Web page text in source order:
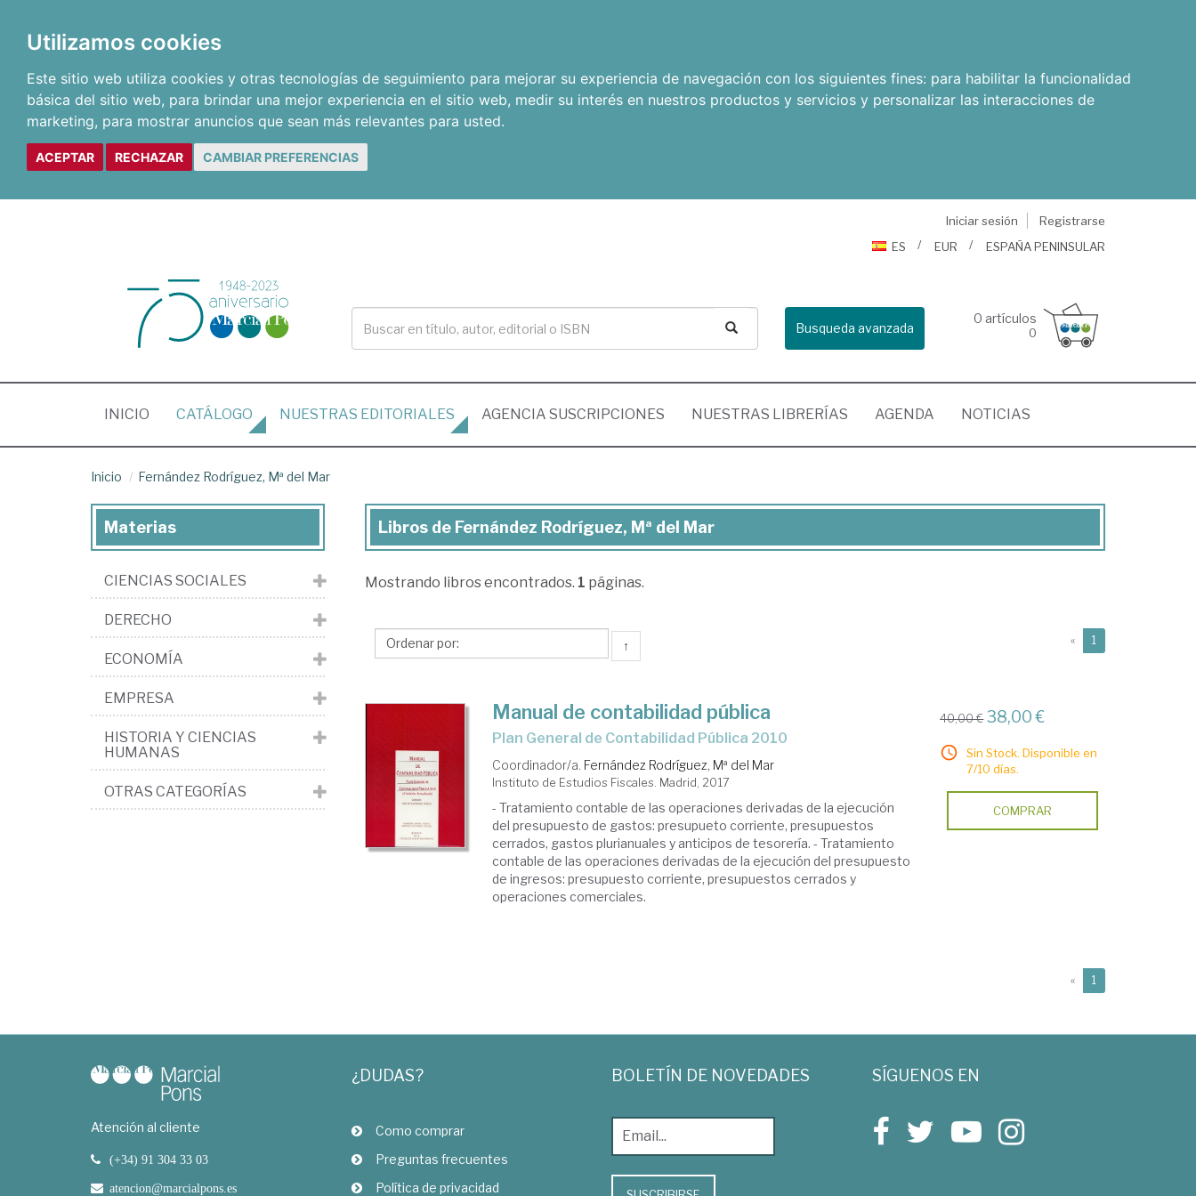
Utilizamos cookies
Este sitio web utiliza cookies y otras tecnologías de seguimiento para mejorar su experiencia de navegación con los siguientes fines: para habilitar la funcionalidad
básica del sitio web, para brindar una mejor experiencia en el sitio web, medir su interés en nuestros productos y servicios y personalizar las interacciones de
marketing, para mostrar anuncios que sean más relevantes para usted.
ACEPTAR RECHAZAR CAMBIAR PREFERENCIAS
Iniciar sesión
Registrarse
ES
EUR ESPAÑA PENINSULAR
Busqueda avanzada
0 artículos
0
INICIO (CURRENT)
CATÁLOGO NUESTRAS EDITORIALES AGENCIA SUSCRIPCIONES NUESTRAS LIBRERÍAS AGENDA NOTICIAS
Inicio Fernández Rodríguez, Mª del Mar
Libros
Fernández
Mª
Mar
Libros de Fernández Rodríguez, Mª del Mar
Mostrando libros encontrados. 1 páginas.
↑ « 1
Manual de contabilidad pública
Plan General de Contabilidad Pública 2010
Coordinador/a. Fernández Rodríguez, Mª del Mar
Instituto de Estudios Fiscales. Madrid, 2017
- Tratamiento contable de las operaciones derivadas de la ejecución
del presupuesto de gastos: presupueto corriente, presupuestos
cerrados, gastos plurianuales y anticipos de tesorería. - Tratamiento
contable de las operaciones derivadas de la ejecución del presupuesto
de ingresos: presupuesto corriente, presupuestos cerrados y
operaciones comerciales.
40,00 € 38,00 €
Sin Stock. Disponible en
7/10 días.
COMPRAR
« 1
Materias
CIENCIAS SOCIALES
DERECHO
ECONOMÍA
EMPRESA
HISTORIA Y CIENCIAS
HUMANAS
OTRAS CATEGORÍAS
Atención al cliente
(+34) 91 304 33 03
atencion@marcialpons.es
¿DUDAS?
Como comprar
Preguntas frecuentes
Política de privacidad
BOLETÍN DE NOVEDADES SÍGUENOS EN